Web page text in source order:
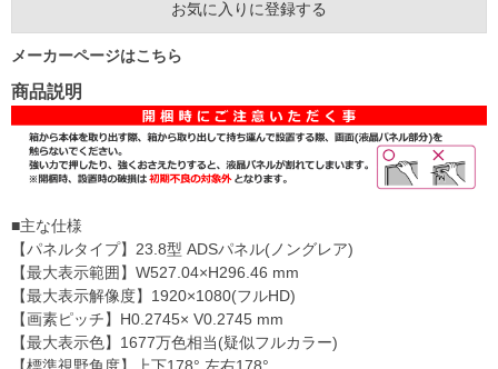
お気に入りに登録する
メーカーページはこちら
商品説明
■主な仕様
【パネルタイプ】23.8型 ADSパネル(ノングレア)
【最大表示範囲】W527.04×H296.46 mm
【最大表示解像度】1920×1080(フルHD)
【画素ピッチ】H0.2745× V0.2745 mm
【最大表示色】1677万色相当(疑似フルカラー)
【標準視野角度】上下178° 左右178°